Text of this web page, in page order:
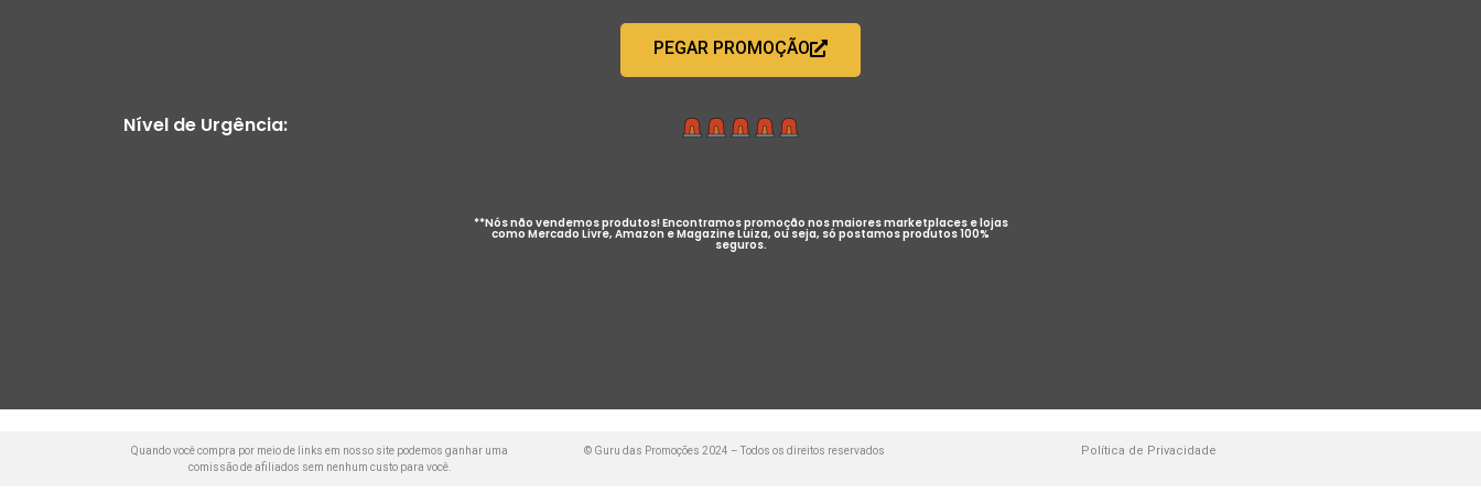
PEGAR PROMOÇÃO
Nível de Urgência:
**Nós não vendemos produtos! Encontramos promoção nos maiores marketplaces e lojas
como Mercado Livre, Amazon e Magazine Luiza, ou seja, só postamos produtos 100%
seguros.
Quando você compra por meio de links em nosso site podemos ganhar uma
comissão de afiliados sem nenhum custo para você.
© Guru das Promoções 2024 – Todos os direitos reservados Política de Privacidade